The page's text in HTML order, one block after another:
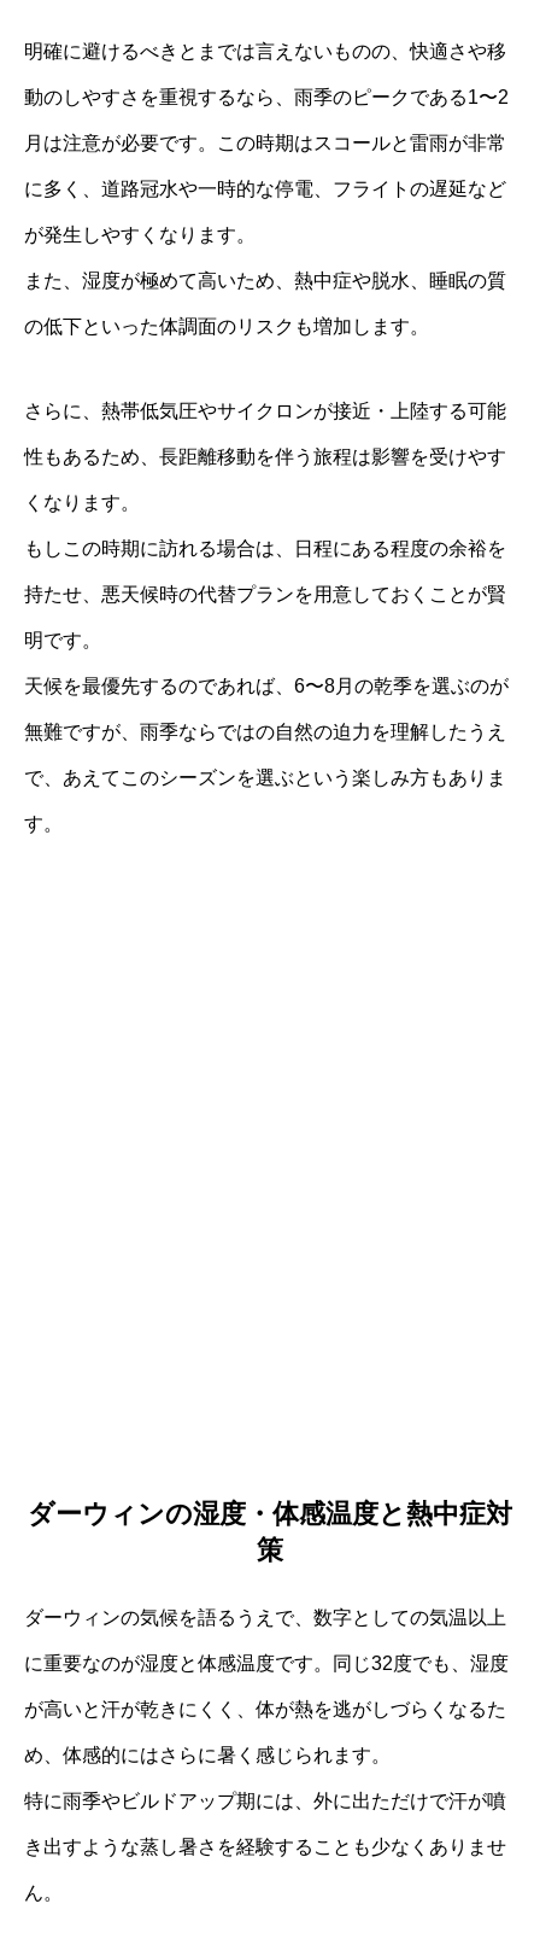
明確に避けるべきとまでは言えないものの、快適さや移
動のしやすさを重視するなら、雨季のピークである1〜2
月は注意が必要です。この時期はスコールと雷雨が非常
に多く、道路冠水や一時的な停電、フライトの遅延など
が発生しやすくなります。
また、湿度が極めて高いため、熱中症や脱水、睡眠の質
の低下といった体調面のリスクも増加します。
さらに、熱帯低気圧やサイクロンが接近・上陸する可能
性もあるため、長距離移動を伴う旅程は影響を受けやす
くなります。
もしこの時期に訪れる場合は、日程にある程度の余裕を
持たせ、悪天候時の代替プランを用意しておくことが賢
明です。
天候を最優先するのであれば、6〜8月の乾季を選ぶのが
無難ですが、雨季ならではの自然の迫力を理解したうえ
で、あえてこのシーズンを選ぶという楽しみ方もありま
す。
ダーウィンの湿度・体感温度と熱中症対
策
ダーウィンの気候を語るうえで、数字としての気温以上
に重要なのが湿度と体感温度です。同じ32度でも、湿度
が高いと汗が乾きにくく、体が熱を逃がしづらくなるた
め、体感的にはさらに暑く感じられます。
特に雨季やビルドアップ期には、外に出ただけで汗が噴
き出すような蒸し暑さを経験することも少なくありませ
ん。